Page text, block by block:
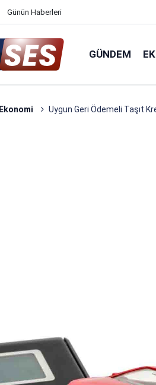
Günün Haberleri
GÜNDEM
Ekonomi Uygun Geri Ödemeli Taşıt